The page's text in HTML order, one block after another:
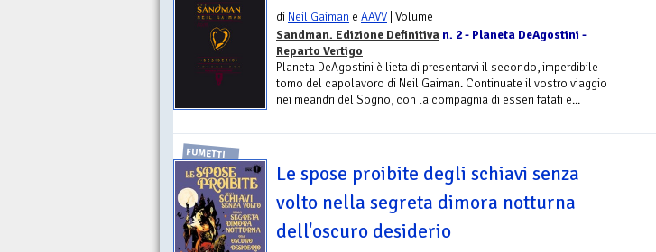
di Neil Gaiman e AAVV | Volume
Sandman. Edizione Definitiva n. 2 - Planeta DeAgostini -
Reparto Vertigo
Planeta DeAgostini è lieta di presentarvi il secondo, imperdibile
tomo del capolavoro di Neil Gaiman. Continuate il vostro viaggio
nei meandri del Sogno, con la compagnia di esseri fatati e...
FUMETTI
Le spose proibite degli schiavi senza
volto nella segreta dimora notturna
dell'oscuro desiderio